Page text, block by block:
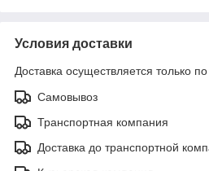
Условия доставки
Доставка осуществляется только
Самовывоз
Транспортная компания
Доставка до транспортной